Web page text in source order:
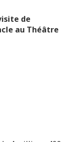
de
au Théâtre